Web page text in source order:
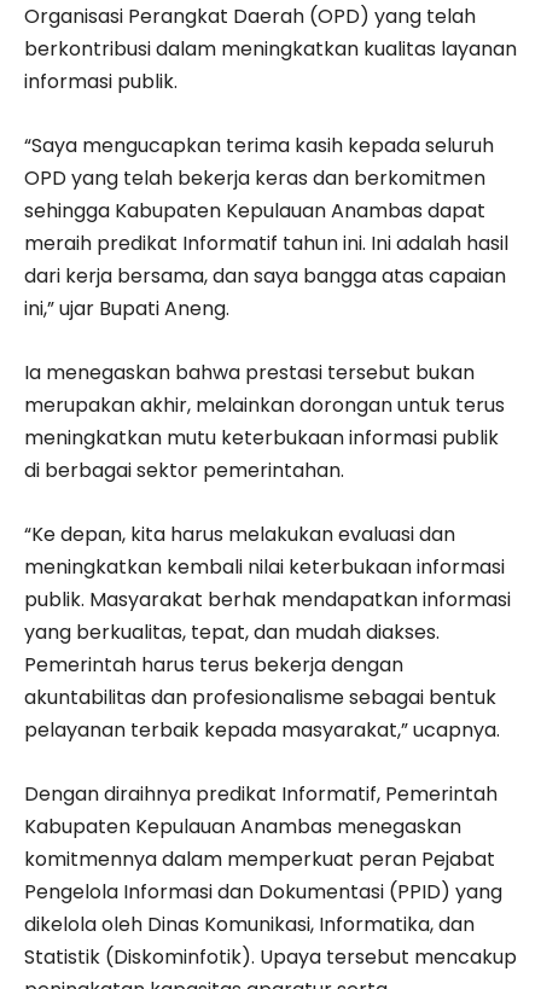
Organisasi Perangkat Daerah (OPD) yang telah
berkontribusi dalam meningkatkan kualitas layanan
informasi publik.
“Saya mengucapkan terima kasih kepada seluruh
OPD yang telah bekerja keras dan berkomitmen
sehingga Kabupaten Kepulauan Anambas dapat
meraih predikat Informatif tahun ini. Ini adalah hasil
dari kerja bersama, dan saya bangga atas capaian
ini,” ujar Bupati Aneng.
Ia menegaskan bahwa prestasi tersebut bukan
merupakan akhir, melainkan dorongan untuk terus
meningkatkan mutu keterbukaan informasi publik
di berbagai sektor pemerintahan.
“Ke depan, kita harus melakukan evaluasi dan
meningkatkan kembali nilai keterbukaan informasi
publik. Masyarakat berhak mendapatkan informasi
yang berkualitas, tepat, dan mudah diakses.
Pemerintah harus terus bekerja dengan
akuntabilitas dan profesionalisme sebagai bentuk
pelayanan terbaik kepada masyarakat,” ucapnya.
Dengan diraihnya predikat Informatif, Pemerintah
Kabupaten Kepulauan Anambas menegaskan
komitmennya dalam memperkuat peran Pejabat
Pengelola Informasi dan Dokumentasi (PPID) yang
dikelola oleh Dinas Komunikasi, Informatika, dan
Statistik (Diskominfotik). Upaya tersebut mencakup